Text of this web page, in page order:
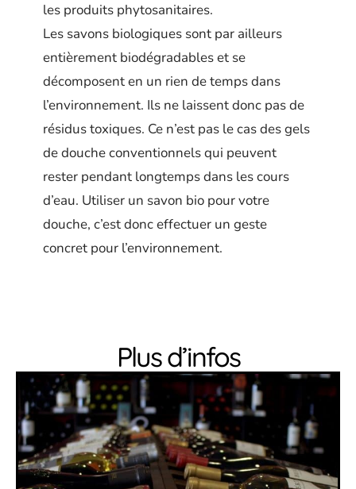
les produits phytosanitaires.
Les savons biologiques sont par ailleurs
entièrement biodégradables et se
décomposent en un rien de temps dans
l’environnement. Ils ne laissent donc pas de
résidus toxiques. Ce n’est pas le cas des gels
de douche conventionnels qui peuvent
rester pendant longtemps dans les cours
d’eau. Utiliser un savon bio pour votre
douche, c’est donc effectuer un geste
concret pour l’environnement.
Plus d’infos